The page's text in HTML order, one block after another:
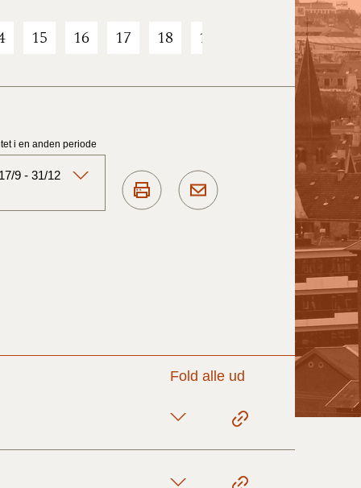
15 16 17 18 19 21 22
i en anden periode
9 - 31/12
1- 31/12
Fold alle ud